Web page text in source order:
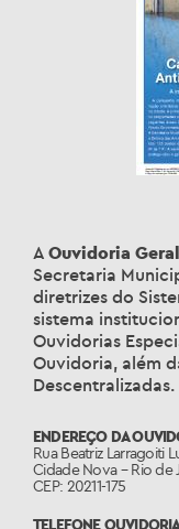
A Ouvidoria
Secretaria
diretrizes do
sistema
Ouvidorias
Ouvidoria, além
Descentralizadas.
ENDEREÇO DA
Rua Beatriz Larragoiti
Cidade Nova – Rio de
CEP: 20211-175
TELEFONE